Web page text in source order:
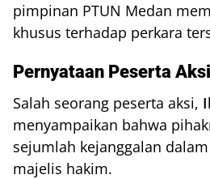
pimpinan PTUN Medan
khusus terhadap perkara
Pernyataan Peserta Aksi
Salah seorang peserta aksi,
menyampaikan bahwa
sejumlah kejanggalan
majelis hakim.